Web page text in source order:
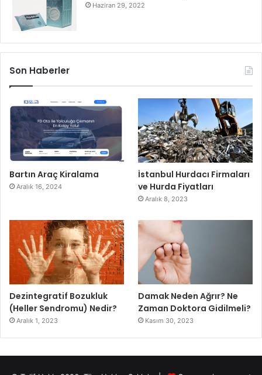
Haziran 29, 2022
Son Haberler
Bartın Araç Kiralama
Aralık 16, 2024
İstanbul Hurdacı Firmaları
ve Hurda Fiyatları
Aralık 8, 2023
Dezintegratif Bozukluk
(Heller Sendromu) Nedir?
Aralık 1, 2023
Damak Neden Ağrır? Ne
Zaman Doktora Gidilmeli?
Kasım 30, 2023